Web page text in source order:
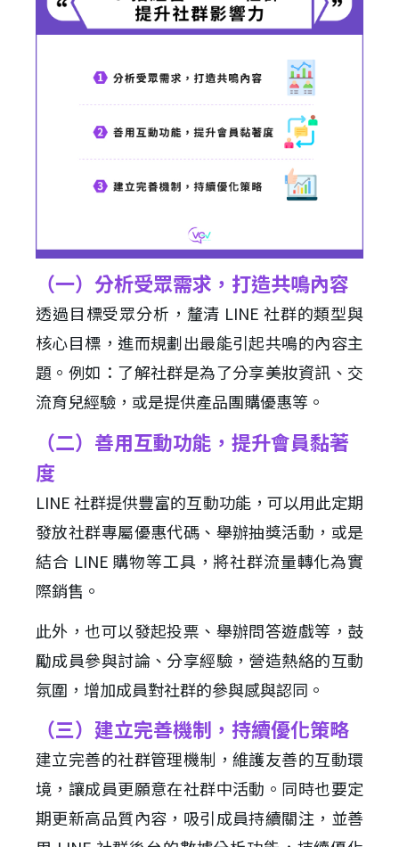
（一）分析受眾需求，打造共鳴內容
透過目標受眾分析，釐清 LINE 社群的類型與
核心目標，進而規劃出最能引起共鳴的內容主
題。例如：了解社群是為了分享美妝資訊、交
流育兒經驗，或是提供產品團購優惠等。
（二）善用互動功能，提升會員黏著
度
LINE 社群提供豐富的互動功能，可以用此定期
發放社群專屬優惠代碼、舉辦抽獎活動，或是
結合 LINE 購物等工具，將社群流量轉化為實
際銷售。
此外，也可以發起投票、舉辦問答遊戲等，鼓
勵成員參與討論、分享經驗，營造熱絡的互動
氛圍，增加成員對社群的參與感與認同。
（三）建立完善機制，持續優化策略
建立完善的社群管理機制，維護友善的互動環
境，讓成員更願意在社群中活動。同時也要定
期更新高品質內容，吸引成員持續關注，並善